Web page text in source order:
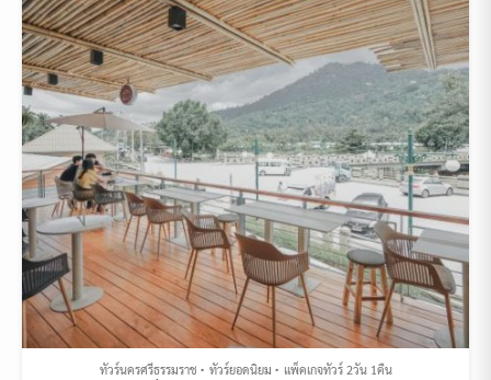
ทัวร์นครศรีธรรมราช ทัวร์ยอดนิยม แพ็คเกจทัวร์ 2วัน 1คืน